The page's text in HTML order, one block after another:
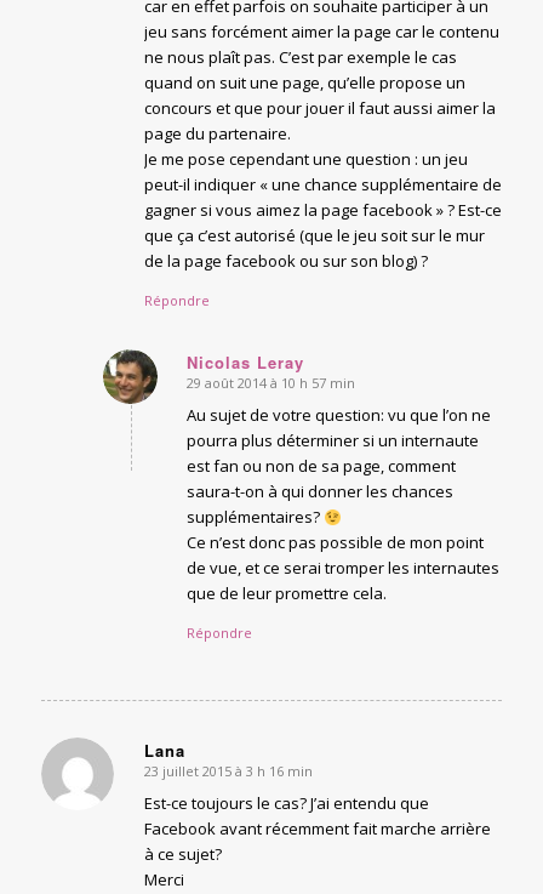
car en effet parfois on souhaite participer à un
jeu sans forcément aimer la page car le contenu
ne nous plaît pas. C’est par exemple le cas
quand on suit une page, qu’elle propose un
concours et que pour jouer il faut aussi aimer la
page du partenaire.
Je me pose cependant une question : un jeu
peut-il indiquer « une chance supplémentaire de
gagner si vous aimez la page facebook » ? Est-ce
que ça c’est autorisé (que le jeu soit sur le mur
de la page facebook ou sur son blog) ?
Répondre
Nicolas Leray
says:
29 août 2014 à 10 h 57 min
Au sujet de votre question: vu que l’on ne
pourra plus déterminer si un internaute
est fan ou non de sa page, comment
saura-t-on à qui donner les chances
supplémentaires?
Ce n’est donc pas possible de mon point
de vue, et ce serai tromper les internautes
que de leur promettre cela.
Répondre
Lana
says:
23 juillet 2015 à 3 h 16 min
Est-ce toujours le cas? J’ai entendu que
Facebook avant récemment fait marche arrière
à ce sujet?
Merci